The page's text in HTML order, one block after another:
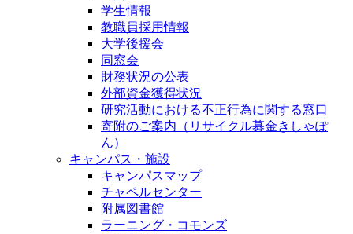
学生情報
教職員採用情報
大学後援会
同窓会
財務状況の公表
外部資金獲得状況
研究活動における不正行為に関する窓口
寄附のご案内（リサイクル募金きしゃぽ
ん）
キャンパス・施設
キャンパスマップ
チャペルセンター
附属図書館
ラーニング・コモンズ